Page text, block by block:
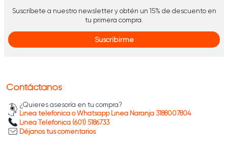
Suscríbete a nuestro newsletter y obtén un 15% de descuento en
tu primera compra.
Suscribirme
Contáctanos
¿Quieres asesoría en tu compra?
Línea telefónica o Whatsapp Línea Naranja 3188007804
Línea Telefónica (601) 5186733
Déjanos tus comentarios